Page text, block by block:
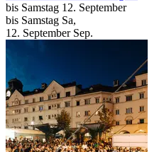
bis Samstag 12. September
bis Samstag Sa,
12. September Sep.